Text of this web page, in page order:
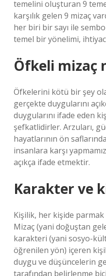
temelini oluşturan 9
karşılık gelen 9 mizaç
her biri bir sayı ile
temel bir yönelimi,
Öfkeli mizaç
Öfkelerini kötü bir şey
gerçekte duygularını
duygularını ifade eden
şefkatlidirler. Arzuları,
hayatlarının ön
insanlara karşı
açıkça ifade etmektir.
Karakter ve
Kişilik, her kişide
Mizaç (yani doğuştan
karakteri (yani sosyo-
öğrenilen yön) içeren
duygu ve düşüncelerin
tarafından belirlenme